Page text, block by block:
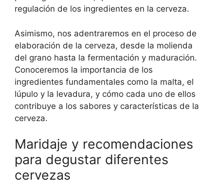
regulación de los ingredientes en la cerveza.
Asimismo, nos adentraremos en el proceso de
elaboración de la cerveza, desde la molienda
del grano hasta la fermentación y maduración.
Conoceremos la importancia de los
ingredientes fundamentales como la malta, el
lúpulo y la levadura, y cómo cada uno de ellos
contribuye a los sabores y características de la
cerveza.
Maridaje y recomendaciones
para degustar diferentes
cervezas